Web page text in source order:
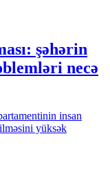
şəhərin
necə